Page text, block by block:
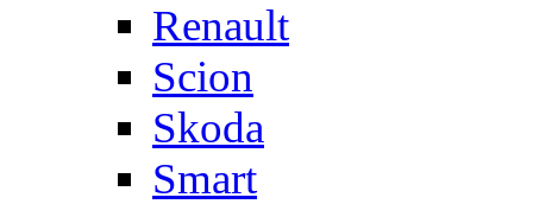
Renault
Scion
Skoda
Smart